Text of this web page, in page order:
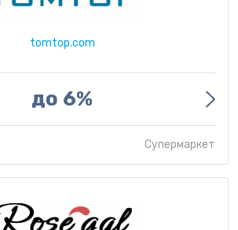
tomtop.com
до 6%
Супермаркет